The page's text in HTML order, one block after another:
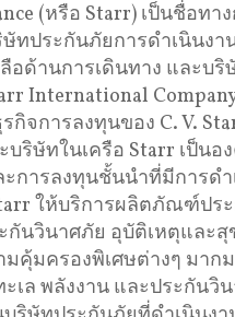
(หรือ Starr) เป็นชื่อทา
ทประกันภัยการดำเนินงา
อด้านการเดินทาง และบริ
International
กิจการลงทุนของ C. V.
บริษัทในเครือ Starr เป็นอ
การลงทุนชั้นนำที่มีการดำ
ให้บริการผลิตภัณฑ์ปร
กันวินาศภัย อุบัติเหตุและ
คุ้มครองพิเศษต่างๆ มาก
เล พลังงาน และประกันวิ